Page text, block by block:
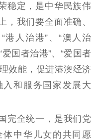
定，是中华民族伟
，我们要全面准确、
港人治港”、“澳人治
国者治港”、“爱国者
效能，促进港澳经济
和服务国家发展大
全统一，是我们党
中华儿女的共同愿